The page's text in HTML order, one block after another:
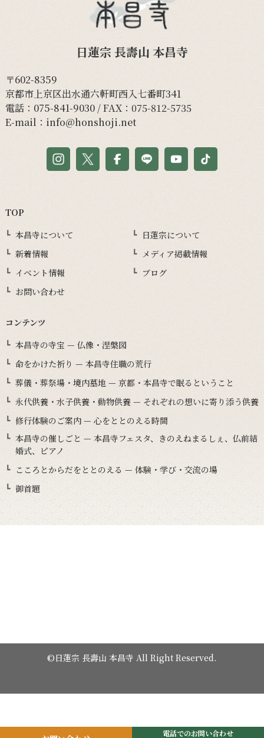
電話でのお問い合わせ
日蓮宗 長壽山 本昌寺
〒602-8359
京都市上京区出水通六軒町西入七番町341
電話： 075-841-9030/ FAX：075-812-5735
E-mail： info@honshoji.net
TOP
本昌寺について
日蓮宗について
新着情報
メディア掲載情報
イベント情報
ブログ
お問い合わせ
コンテンツ
本昌寺の寺宝 — 仏像・涅槃図
命をかけた祈り — 本昌寺住職の荒行
葬儀・葬祭場・境内墓地 — 京都・本昌寺で眠るということ
永代供養・水子供養・動物供養 — それぞれの想いに寄り添う供養
修行体験のご案内 — 心をととのえる時間
本昌寺の催しごと — 本昌寺フェスタ、きのえねまるしぇ、仏前結
婚式、ピアノ
こころとからだをととのえる — 体験・学び・交流の場
御首題
©日蓮宗 長壽山 本昌寺 All Right Reserved.